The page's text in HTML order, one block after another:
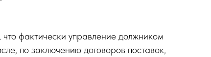
фактически управление должником
по заключению договоров поставок,